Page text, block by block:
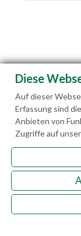
Familie
Diese
Auf dieser
Erfassung sind
Anbieten von
Zugriffe auf